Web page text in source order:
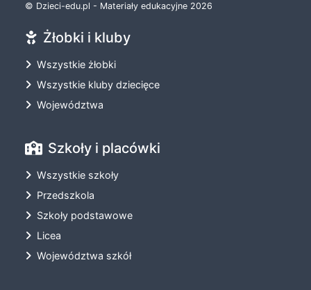
© Dzieci-edu.pl - Materiały edukacyjne 2026
Żłobki i kluby
Wszystkie żłobki
Wszystkie kluby dziecięce
Województwa
Szkoły i placówki
Wszystkie szkoły
Przedszkola
Szkoły podstawowe
Licea
Województwa szkół